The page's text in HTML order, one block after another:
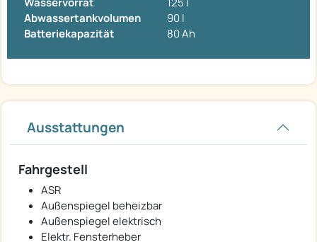
Abwassertankvolumen
90 l
Batteriekapazität
80 Ah
Ausstattungen
Fahrgestell
ASR
Außenspiegel beheizbar
Außenspiegel elektrisch
Elektr. Fensterheber